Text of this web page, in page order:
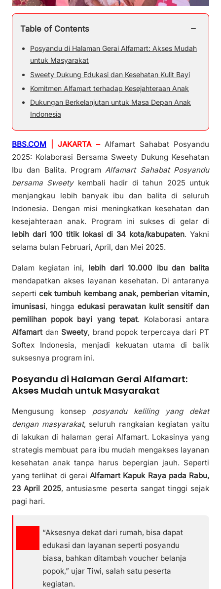
Table of Contents −
Posyandu di Halaman Gerai Alfamart: Akses Mudah
untuk Masyarakat
Sweety Dukung Edukasi dan Kesehatan Kulit Bayi
Komitmen Alfamart terhadap Kesejahteraan Anak
Dukungan Berkelanjutan untuk Masa Depan Anak
Indonesia
BBS.COM | JAKARTA –Alfamart Sahabat Posyandu
2025: Kolaborasi Bersama Sweety Dukung Kesehatan
Ibu dan Balita. ProgramAlfamart Sahabat Posyandu
bersama Sweetykembali hadir di tahun 2025 untuk
menjangkau lebih banyak ibu dan balita di seluruh
Indonesia. Dengan misi meningkatkan kesehatan dan
kesejahteraan anak. Program ini sukses di gelar di
lebih dari 100 titik lokasi di 34 kota/kabupaten. Yakni
selama bulan Februari, April, dan Mei 2025.
Dalam kegiatan ini, lebih dari 10.000 ibu dan balita
mendapatkan akses layanan kesehatan. Di antaranya
seperticek tumbuh kembang anak, pemberian vitamin,
imunisasi, hingga edukasi perawatan kulit sensitif dan
pemilihan popok bayi yang tepat. Kolaborasi antara
Alfamart dan Sweety, brand popok terpercaya dari PT
Softex Indonesia, menjadi kekuatan utama di balik
suksesnya program ini.
Posyandu di Halaman Gerai Alfamart:
Akses Mudah untuk Masyarakat
Mengusung konsep posyandu keliling yang dekat
dengan masyarakat, seluruh rangkaian kegiatan yaitu
di lakukan di halaman gerai Alfamart. Lokasinya yang
strategis membuat para ibu mudah mengakses layanan
kesehatan anak tanpa harus bepergian jauh. Seperti
yang terlihat di gerai Alfamart Kapuk Raya pada Rabu,
23 April 2025, antusiasme peserta sangat tinggi sejak
pagi hari.
“Aksesnya dekat dari rumah, bisa dapat
edukasi dan layanan seperti posyandu
biasa, bahkan ditambah voucher belanja
popok,” ujar Tiwi, salah satu peserta
kegiatan.